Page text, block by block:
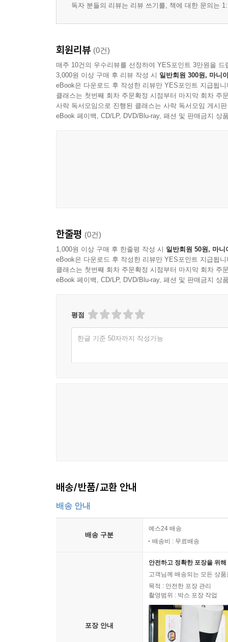
독자 분들의 리뷰는 리뷰 쓰기를, 책에 대한 문의는
회원리뷰 (0건)
매주 10건의 우수리뷰를 선정하여 YES포인트 3만원을 드
3,000원 이상 구매 후 리뷰 작성 시 일반회원 300원, 마니
eBook은 다운로드 후 작성한 리뷰만 YES포인트 지급됩니
클래스는 첫번째 회차 주문확정 시점부터 마지막 회차 주
사락 독서모임으로 진행된 클래스는 사락 독서모임 게시
eBook 페이백, CD/LP, DVD/Blu-ray, 패션 및 판매금지 상
한줄평 (0건)
1,000원 이상 구매 후 한줄평 작성 시 일반회원 50원, 마니
eBook은 다운로드 후 작성한 리뷰만 YES포인트 지급됩니
클래스는 첫번째 회차 주문확정 시점부터 마지막 회차 주
eBook 페이백, CD/LP, DVD/Blu-ray, 패션 및 판매금지 상
평점
한글 기준 50자까지 작성가능
배송/반품/교환 안내
배송 안내
배송 구분
예스24 배송
배송비 : 무료배송
포장 안내
안전하고 정확한 포장을 위
고객님께 배송되는 모든 상
목적 : 안전한 포장 관리
촬영범위 : 박스 포장 작업